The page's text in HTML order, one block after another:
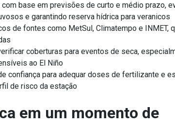
base em previsões de curto e médio prazo,
e garantindo reserva hídrica para veranicos
de fontes como MetSul, Climatempo e INMET,
coberturas para eventos de seca,
ao El Niño
confiança para adequar doses de fertilizante e
de risco da estação
em um momento de